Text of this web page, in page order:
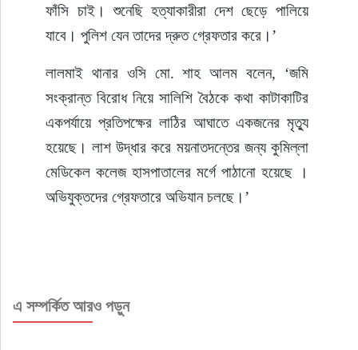
ফাঁসি চাই। শুনেছি হত্যাকারীরা দেশ ছেড়ে পালিয়ে
যাবে। পুলিশ যেন তাদের দ্রুত গ্রেফতার করে।’
লালমাই থানার ওসি মো. শাহ আলম বলেন, ‘জমি
সংক্রান্ত বিরোধ নিয়ে সালিশি বৈঠকে কথা কাটাকাটির
একপর্যায়ে প্রতিপক্ষের লাঠির আঘাতে একজনের মৃত্যু
হয়েছে। লাশ উদ্ধার করে ময়নাতদন্তের জন্য কুমিল্লা
মেডিকেল কলেজ হাসপাতালের মর্গে পাঠানো হয়েছে ।
অভিযুক্তদের গ্রেফতারে অভিযান চলছে।’
এ সম্পর্কিত আরও পড়ুন